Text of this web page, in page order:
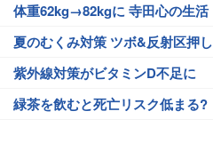
体重62kg→82kgに 寺田心の生活
夏のむくみ対策 ツボ&反射区押し
紫外線対策がビタミンD不足に
緑茶を飲むと死亡リスク低まる?